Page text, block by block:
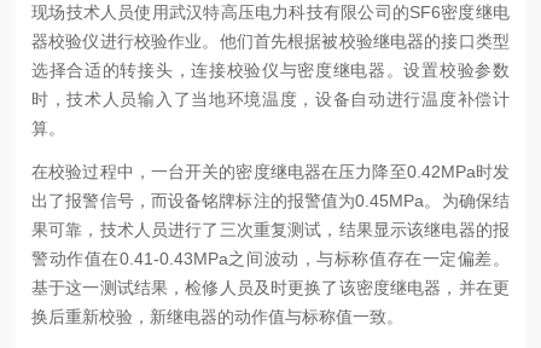
现场技术人员使用武汉特高压电力科技有限公司的SF6密度继电
器校验仪进行校验作业。他们首先根据被校验继电器的接口类型
选择合适的转接头，连接校验仪与密度继电器。设置校验参数
时，技术人员输入了当地环境温度，设备自动进行温度补偿计
算。
在校验过程中，一台开关的密度继电器在压力降至0.42MPa时发
出了报警信号，而设备铭牌标注的报警值为0.45MPa。为确保结
果可靠，技术人员进行了三次重复测试，结果显示该继电器的报
警动作值在0.41-0.43MPa之间波动，与标称值存在一定偏差。
基于这一测试结果，检修人员及时更换了该密度继电器，并在更
换后重新校验，新继电器的动作值与标称值一致。